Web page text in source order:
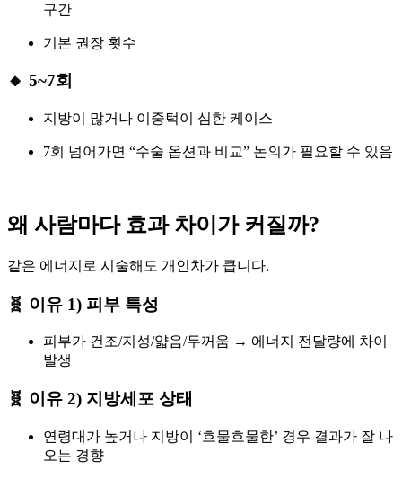
구간
기본 권장 횟수
🔸 5~7회
지방이 많거나 이중턱이 심한 케이스
7회 넘어가면 “수술 옵션과 비교” 논의가 필요할 수 있음
왜 사람마다 효과 차이가 커질까?
같은 에너지로 시술해도 개인차가 큽니다.
🧬 이유 1) 피부 특성
피부가 건조/지성/얇음/두꺼움 → 에너지 전달량에 차이
발생
🧬 이유 2) 지방세포 상태
연령대가 높거나 지방이 ‘흐물흐물한’ 경우 결과가 잘 나
오는 경향